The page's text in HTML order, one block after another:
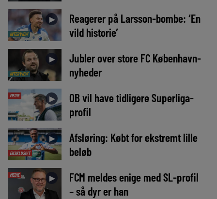
INTERVIEW
►
Reagerer på Larsson-bombe: ‘En
vild historie’
INTERVIEW
►
Jubler over store FC København-
nyheder
MEDIE ►
OB vil have tidligere Superliga-
profil
EKSKLUSIVT
►
Afsløring: Købt for ekstremt lille
beløb
MEDIE ►
FCM meldes enige med SL-profil
– så dyr er han